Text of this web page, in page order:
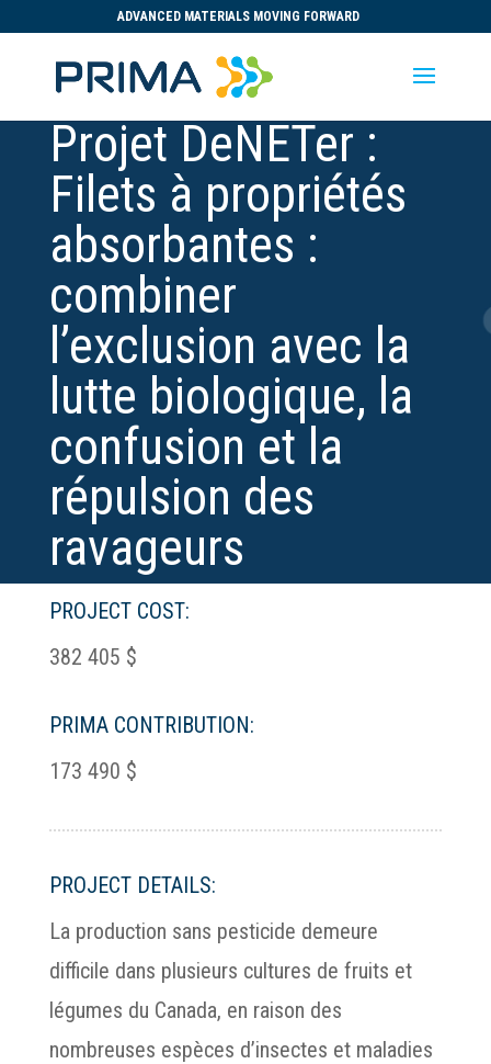
ADVANCED MATERIALS MOVING FORWARD
Projet DeNETer :
Filets à propriétés
absorbantes :
combiner
l’exclusion avec la
lutte biologique, la
confusion et la
répulsion des
ravageurs
PROJECT COST:
382 405 $
PRIMA CONTRIBUTION:
173 490 $
PROJECT DETAILS:
La production sans pesticide demeure
difficile dans plusieurs cultures de fruits et
légumes du Canada, en raison des
nombreuses espèces d’insectes et maladies